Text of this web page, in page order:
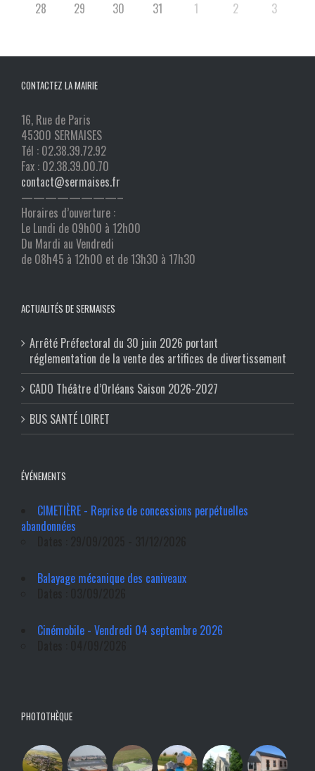
28 29 30 31 1 2 3
CONTACTEZ LA MAIRIE
16, Rue de Paris
45300 SERMAISES
Tél : 02.38.39.72.92
Fax : 02.38.39.00.70
contact@sermaises.fr
————————–
Horaires d’ouverture :
Le Lundi de 09h00 à 12h00
Du Mardi au Vendredi
de 08h45 à 12h00 et de 13h30 à 17h30
ACTUALITÉS DE SERMAISES
Arrêté Préfectoral du 30 juin 2026 portant
réglementation de la vente des artifices de divertissement
CADO Théâtre d’Orléans Saison 2026-2027
BUS SANTÉ LOIRET
ÉVÉNEMENTS
CIMETIÈRE - Reprise de concessions perpétuelles
abandonnées
Balayage mécanique des caniveaux
Cinémobile - Vendredi 04 septembre 2026
PHOTOTHÈQUE